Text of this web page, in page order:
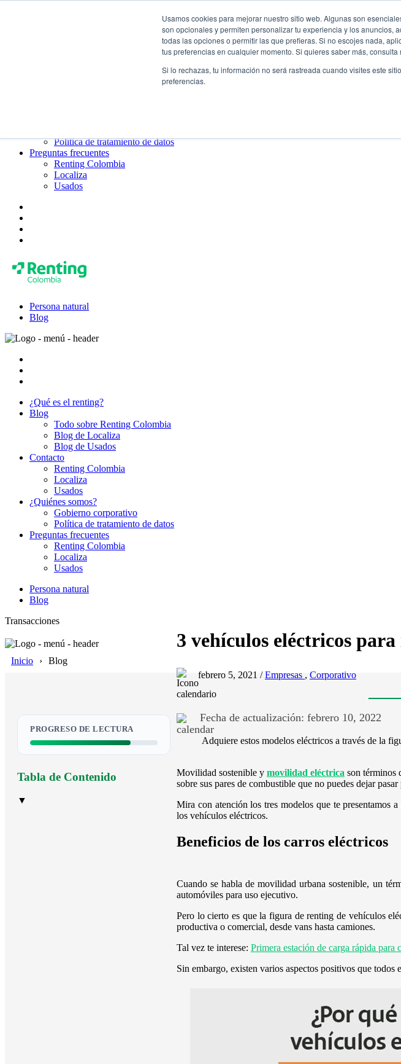
Usamos cookies para mejorar nuestro sitio web. Algunas son
son opcionales y permiten personalizar tu experiencia y los anuncios,
todas las opciones o permitir las que prefieras. Si no escojes nada,
tus preferencias en cualquier momento. Si quieres saber más, consulta
Si lo rechazas, tu información no será rastreada cuando visites este
preferencias.
Todo sobre Renting Colombia
Política de tratamiento de datos
Preguntas frecuentes
Renting Colombia
Localiza
Usados
Persona natural
Blog
¿Qué es el renting?
Blog
Todo sobre Renting Colombia
Blog de Localiza
Blog de Usados
Contacto
Renting Colombia
Localiza
Usados
¿Quiénes somos?
Gobierno corporativo
Política de tratamiento de datos
Preguntas frecuentes
Renting Colombia
Localiza
Usados
Persona natural
Blog
Transacciones
Inicio Blog
PROGRESO DE LECTURA
Tabla de Contenido
▼
3 vehículos eléctricos
febrero 5, 2021 /Empresas , Corporativo
Fecha de actualización: febrero 10, 2022
Adquiere estos modelos eléctricos a través de la
Movilidad sostenible y movilidad eléctrica son términos
sobre sus pares de combustible que no puedes dejar
Mira con atención los tres modelos que te presentamos
los vehículos eléctricos.
Beneficios de los carros eléctricos
Cuando se habla de movilidad urbana sostenible, un
automóviles para uso ejecutivo.
Pero lo cierto es que la figura de renting de vehículos
productiva o comercial, desde vans hasta camiones.
Tal vez te interese: Primera estación de carga rápida para
Sin embargo, existen varios aspectos positivos que todos